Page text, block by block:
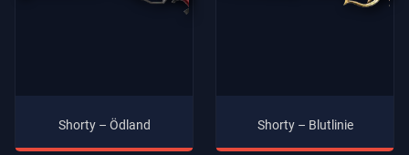
Shorty – Ödland Shorty – Blutlinie